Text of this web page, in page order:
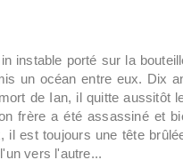
instable porté sur la
un océan entre eux. Dix
de Ian, il quitte aussitôt
frère a été assassiné et
est toujours une tête
vers l'autre...